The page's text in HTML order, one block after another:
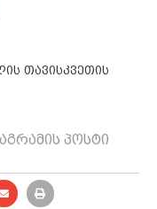
თავისკვეთის
პოსტი